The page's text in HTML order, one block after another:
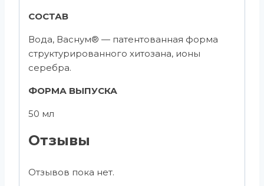
СОСТАВ
Вода, Васнум® — патентованная форма
структурированного хитозана, ионы
серебра.
ФОРМА ВЫПУСКА
50 мл
Отзывы
Отзывов пока нет.